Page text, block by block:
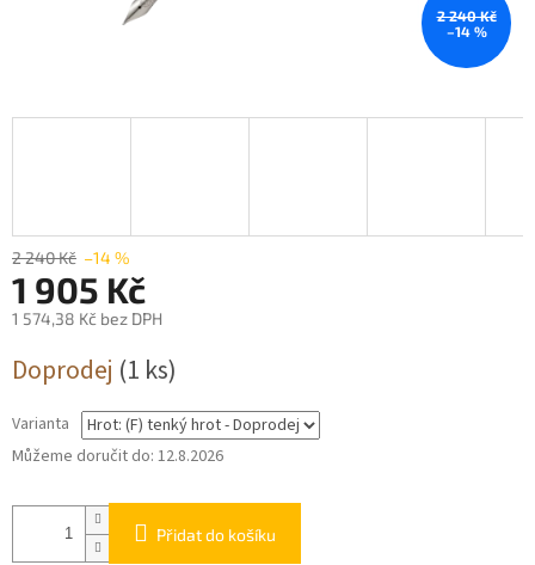
2 240 Kč
–14 %
2 240 Kč –14 %
1 905 Kč
1 574,38 Kč bez DPH
cena:
Doprodej (1 ks)
Varianta
Můžeme doručit do: 12.8.2026
Přidat do košíku